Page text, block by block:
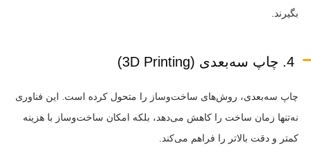
بگیرند.
چاپ سه‌بعدی، روش‌های ساخت‌وساز را متحول کرده است. این فناوری
نه‌تنها زمان ساخت را کاهش می‌دهد، بلکه امکان ساخت‌وساز با هزینه
کمتر و دقت بالاتر را فراهم می‌کند.